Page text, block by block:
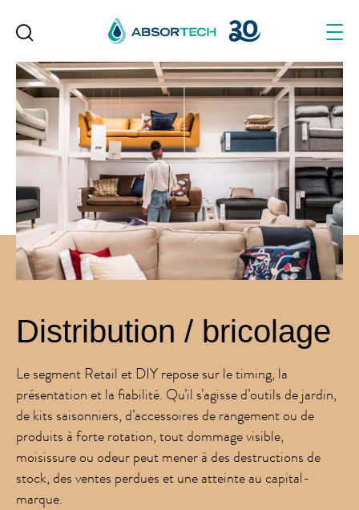
Distribution / bricolage
Le segment Retail et DIY repose sur le timing, la
présentation et la fiabilité. Qu’il s’agisse d’outils de jardin,
de kits saisonniers, d’accessoires de rangement ou de
produits à forte rotation, tout dommage visible,
moisissure ou odeur peut mener à des destructions de
stock, des ventes perdues et une atteinte au capital-
marque.